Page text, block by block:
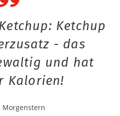
Ketchup
- das
und hat
Kalorien!
Morgenstern